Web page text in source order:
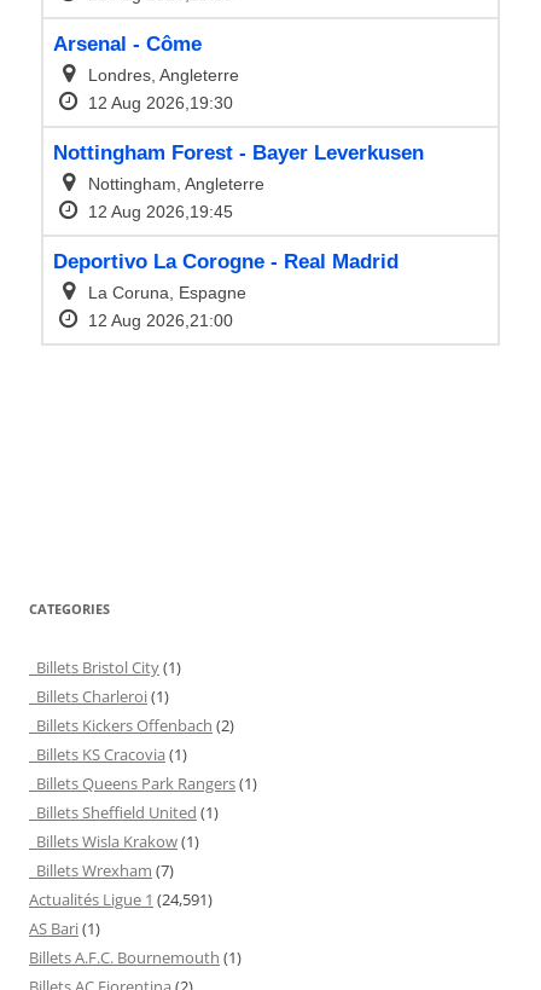
CATEGORIES
Billets Bristol City(1)
Billets Charleroi(1)
Billets Kickers Offenbach (2)
Billets KS Cracovia (1)
Billets Queens Park Rangers(1)
Billets Sheffield United (1)
Billets Wisla Krakow(1)
Billets Wrexham (7)
Actualités Ligue 1 (24,591)
AS Bari(1)
Billets A.F.C. Bournemouth (1)